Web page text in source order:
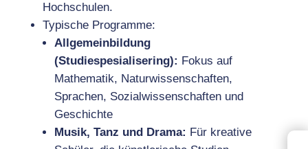
Hochschulen.
Typische Programme:
Allgemeinbildung
(Studiespesialisering): Fokus auf
Mathematik, Naturwissenschaften,
Sprachen, Sozialwissenschaften und
Geschichte
Musik, Tanz und Drama: Für kreative